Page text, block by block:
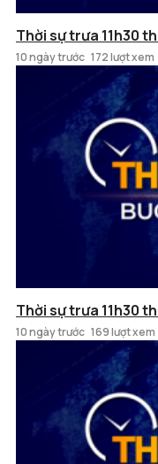
Thời sự trưa 11h30
10 ngày trước 172 lượt xem
Thời sự trưa 11h30
10 ngày trước 169 lượt xem